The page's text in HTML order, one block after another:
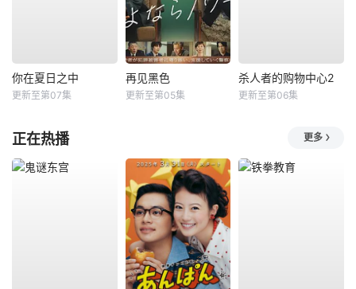
你在夏日之中
更新至第07集
再见黑色
更新至第05集
杀人者的购物中心2
更新至第06集
正在热播 更多